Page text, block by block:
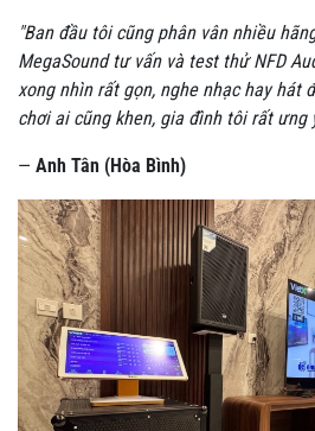
"Ban đầu tôi cũng phân vân nhiều
MegaSound tư vấn và test thử NFD
xong nhìn rất gọn, nghe nhạc hay hát
chơi ai cũng khen, gia đình tôi rất ưng
— Anh Tân (Hòa Bình)